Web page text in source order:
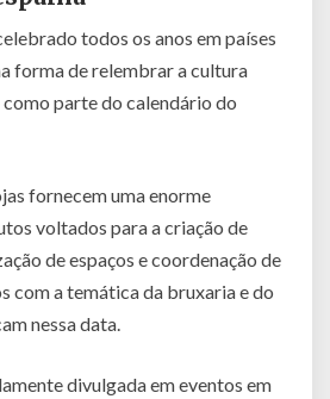
todos os anos em países
forma de relembrar a cultura
parte do calendário do
fornecem uma enorme
voltados para a criação de
de espaços e coordenação de
com a temática da bruxaria e do
nessa data.
divulgada em eventos em